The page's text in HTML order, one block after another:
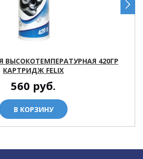
ВЫСОКОТЕМПЕРАТУРНАЯ 420ГР
КАРТРИДЖ FELIX
560 руб.
В КОРЗИНУ